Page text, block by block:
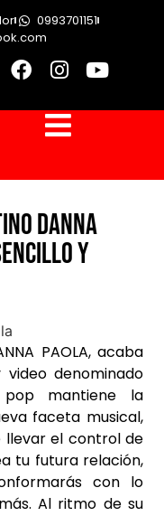
0993701151
Danna
y
PAOLA, acaba
denominado
pop mantiene la
faceta musical,
llevar el control de
tu futura relación,
con lo
Al ritmo de su